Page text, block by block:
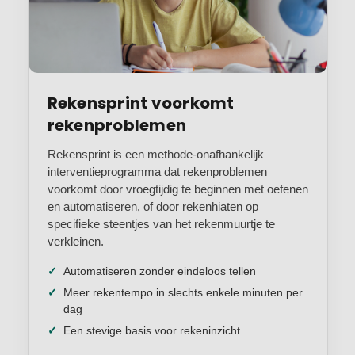
Rekensprint voorkomt
rekenproblemen
Rekensprint is een methode-onafhankelijk
interventieprogramma dat rekenproblemen
voorkomt door vroegtijdig te beginnen met oefenen
en automatiseren, of door rekenhiaten op
specifieke steentjes van het rekenmuurtje te
verkleinen.
Automatiseren zonder eindeloos tellen
Meer rekentempo in slechts enkele minuten per
dag
Een stevige basis voor rekeninzicht